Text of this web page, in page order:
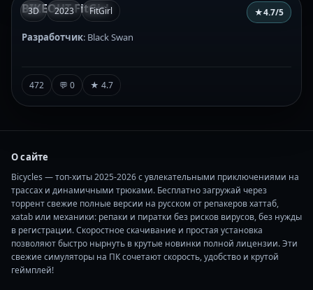
3D 2023 FitGirl
BIKEOUT FitGirl ★4.7/5
Разработчик: Black Swan
472 💬 0 ★ 4.7
О сайте
Bicycles — топ-хиты 2025-2026 с увлекательными приключениями на
трассах и динамичными трюками. Бесплатно загружай через
торрент свежие полные версии на русском от репакеров хаттаб,
xatab или механики: репаки и пиратки без рисков вирусов, без нужды
в регистрации. Скоростное скачивание и простая установка
позволяют быстро нырнуть в крутые новинки полной лицензии. Эти
свежие симуляторы на ПК сочетают скорость, удобство и крутой
геймплей!